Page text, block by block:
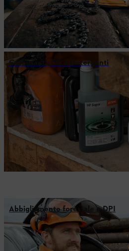
Carburanti, Oli e Detergenti
Abbigliamento forestale e DPI